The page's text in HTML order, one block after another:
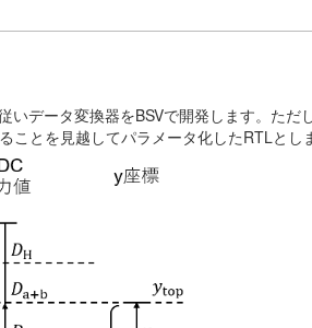
データ変換器をBSVで開発します。ただ
ことを見越してパラメータ化したRTLとし